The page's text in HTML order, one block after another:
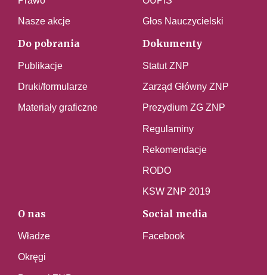
Nasze akcje Głos Nauczycielski
Do pobrania
Publikacje
Druki/formularze
Materiały graficzne
Dokumenty
Statut ZNP
Zarząd Główny ZNP
Prezydium ZG ZNP
Regulaminy
Rekomendacje
RODO
KSW ZNP 2019
O nas
Władze
Okręgi
Social media
Facebook